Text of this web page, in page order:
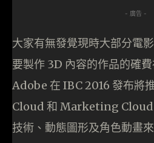
- 廣告 -
大家有無發覺現時大部分電
要製作 3D 內容的作品的確
Adobe 在 IBC 2016 發布將
Cloud 和 Marketing Cloud
技術、動態圖形及角色動畫